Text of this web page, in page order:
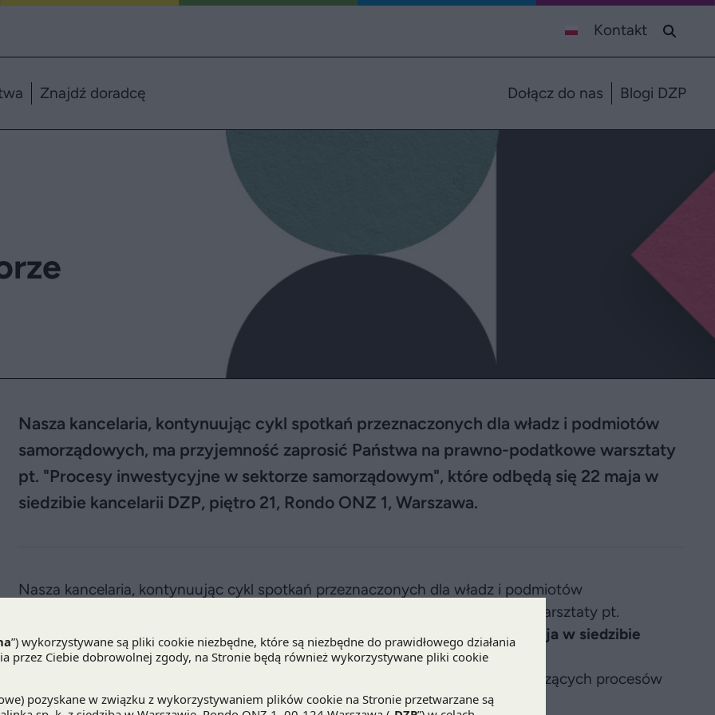
Kontakt
Znajdź doradcę Dołącz do nas Blogi DZP
Nasza kancelaria, kontynuując cykl spotkań przeznaczonych dla władz i podmiotów
samorządowych, ma przyjemność zaprosić Państwa na prawno-podatkowe warsztaty
pt. "Procesy inwestycyjne w sektorze samorządowym", które odbędą się 22 maja w
siedzibie kancelarii DZP, piętro 21, Rondo ONZ 1, Warszawa.
Nasza kancelaria, kontynuując cykl spotkań przeznaczonych dla władz i podmiotów
samorządowych, ma przyjemność zaprosić Państwa na prawno-podatkowe warsztaty pt.
Procesy inwestycyjne w sektorze samorządowym ", które odbędą się 22 maja w siedzibie
kancelariiDZP, piętro 21, Rondo ONZ 1, Warszawa.
Celem najbliższego spotkania będzie wymiana poglądów i doświadczeń dotyczących procesów
inwestycyjnych, gdzie